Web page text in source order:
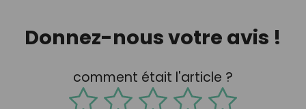
Donnez-nous votre avis !
comment était l'article ?